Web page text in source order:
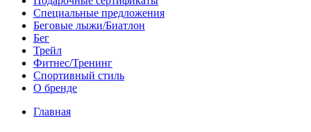
Специальные предложения
Беговые лыжи/Биатлон
Бег
Трейл
Фитнес/Тренинг
Спортивный стиль
О бренде
Главная